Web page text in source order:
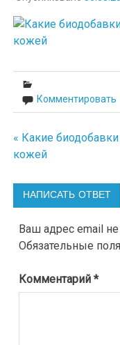
Комментировать
Навигация
записям
« Какие
кожей
НАПИСАТЬ ОТВЕТ
Ваш адрес email
Обязательные
Комментарий*